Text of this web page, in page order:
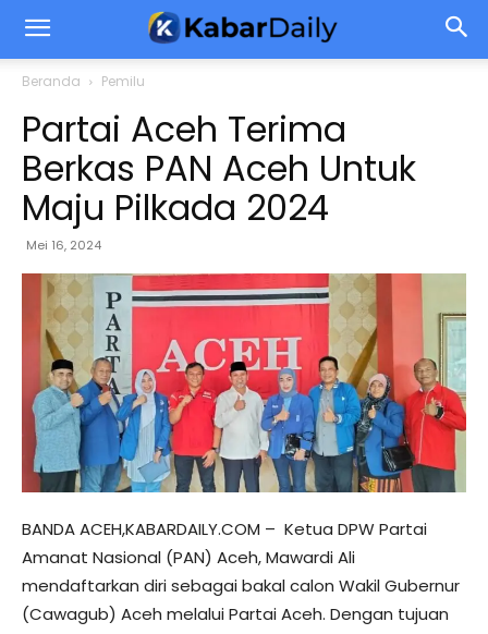
Beranda Pemilu
Partai Aceh Terima
Berkas PAN Aceh Untuk
Maju Pilkada 2024
Mei 16, 2024
BANDA ACEH,KABARDAILY.COM – Ketua DPW Partai
Amanat Nasional (PAN) Aceh, Mawardi Ali
mendaftarkan diri sebagai bakal calon Wakil Gubernur
(Cawagub) Aceh melalui Partai Aceh. Dengan tujuan